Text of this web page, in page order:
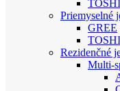
Priemyselné
GREE
Rezidenčné
Multi-